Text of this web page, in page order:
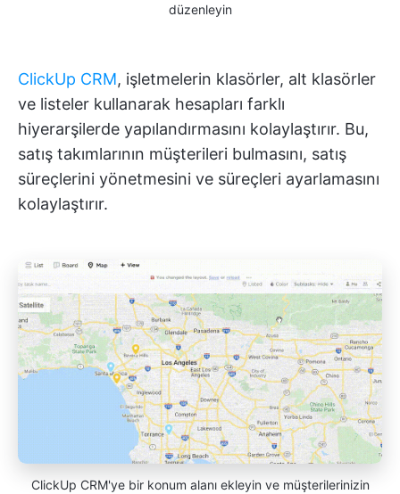
düzenleyin
ClickUp CRM, işletmelerin klasörler, alt klasörler
ve listeler kullanarak hesapları farklı
hiyerarşilerde yapılandırmasını kolaylaştırır. Bu,
satış takımlarının müşterileri bulmasını, satış
süreçlerini yönetmesini ve süreçleri ayarlamasını
kolaylaştırır.
ClickUp CRM'ye bir konum alanı ekleyin ve müşterilerinizin